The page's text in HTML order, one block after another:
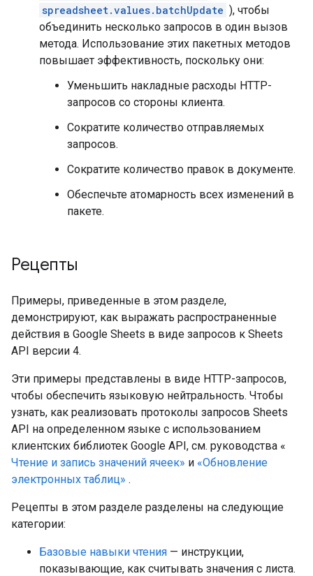
spreadsheet.values.batchUpdate ), чтобы
объединить несколько запросов в один вызов
метода. Использование этих пакетных методов
повышает эффективность, поскольку они:
Уменьшить накладные расходы HTTP-
запросов со стороны клиента.
Сократите количество отправляемых
запросов.
Сократите количество правок в документе.
Обеспечьте атомарность всех изменений в
пакете.
Рецепты
Примеры, приведенные в этом разделе,
демонстрируют, как выражать распространенные
действия в Google Sheets в виде запросов к Sheets
API версии 4.
Эти примеры представлены в виде HTTP-запросов,
чтобы обеспечить языковую нейтральность. Чтобы
узнать, как реализовать протоколы запросов Sheets
API на определенном языке с использованием
клиентских библиотек Google API, см. руководства «
Чтение и запись значений ячеек» и «Обновление
электронных таблиц» .
Рецепты в этом разделе разделены на следующие
категории:
Базовые навыки чтения — инструкции,
показывающие, как считывать значения с листа.